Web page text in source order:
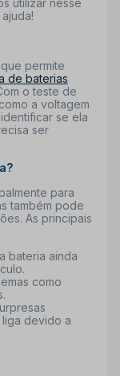
permite
de baterias
o teste de
a voltagem
se ela
ser
para
também pode
As principais
bateria ainda
como
devido a